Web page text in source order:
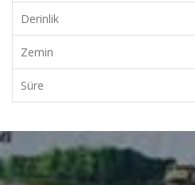
Derinlik
Zemin
Süre